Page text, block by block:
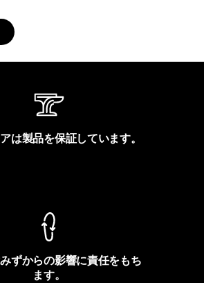
は製品を保証しています。
ずからの影響に責任をもち
ます。